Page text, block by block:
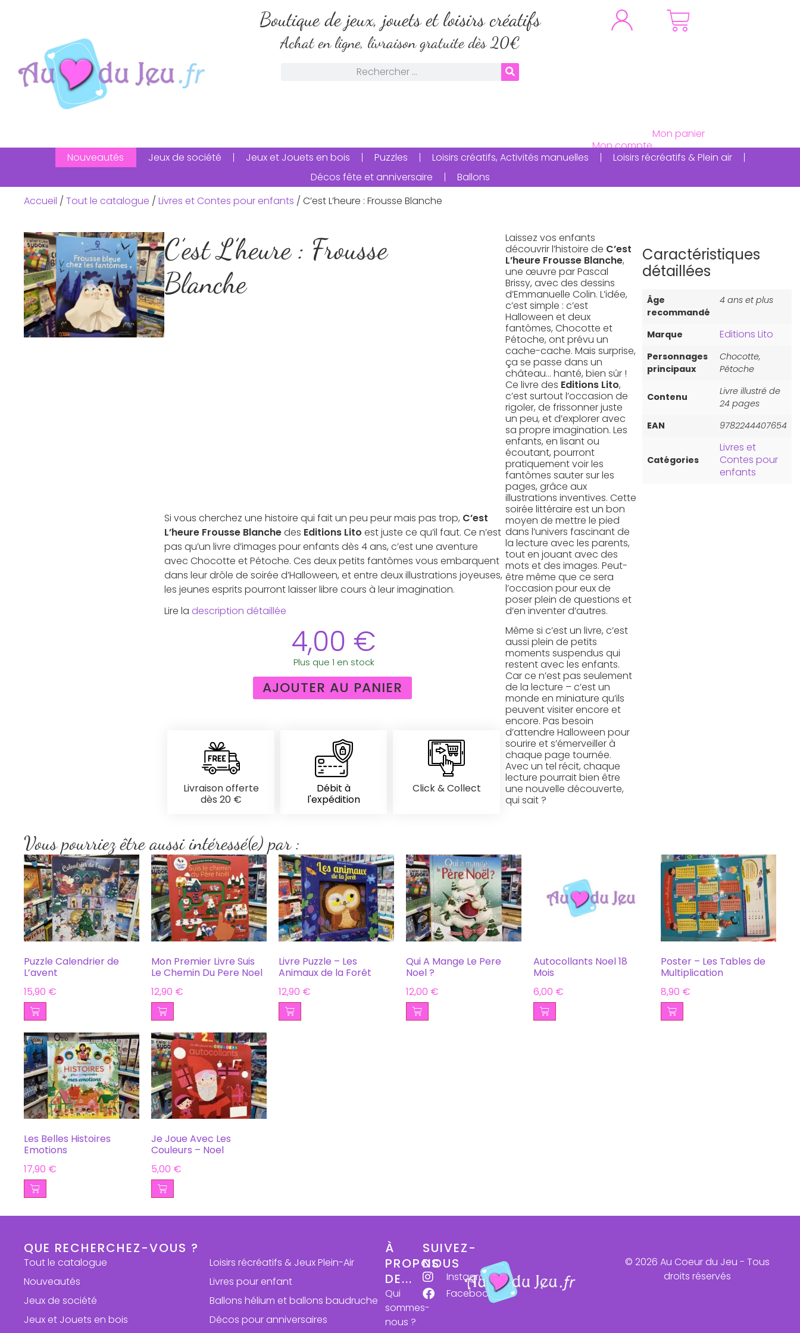
Boutique de jeux, jouets et loisirs créatifs
Achat en ligne, livraison gratuite dès 20€
Nouveautés Jeux de société Jeux et Jouets en bois Puzzles Loisirs créatifs, Activités manuelles
Loisirs récréatifs & Plein air
Décos fête et anniversaire
Ballons
Accueil /Tout le catalogue /Livres et Contes pour enfants / C’est L’heure : Frousse Blanche
C’est L’heure : Frousse
Blanche
Si vous cherchez une histoire qui fait un peu peur mais pas trop, C’est
L’heure Frousse Blanchedes Editions Lito est juste ce qu’il faut. Ce n’est
pas qu’un livre d’images pour enfants dès 4 ans, c’est une aventure
avec Chocotte et Pétoche. Ces deux petits fantômes vous embarquent
dans leur drôle de soirée d’Halloween, et entre deux illustrations joyeuses,
les jeunes esprits pourront laisser libre cours à leur imagination.
Lire ladescription détaillée
4,00 €
Plus que 1 en stock
AJOUTER AU PANIER
Livraison offerte
dès 20 €
Débit à
l'expédition
Click & Collect
Laissez vos enfants
découvrir l’histoire de C’est
L’heure Frousse Blanche,
une œuvre par Pascal
Brissy, avec des dessins
d’Emmanuelle Colin. L’idée,
c’est simple : c’est
Halloween et deux
fantômes, Chocotte et
Pétoche, ont prévu un
cache-cache. Mais surprise,
ça se passe dans un
château… hanté, bien sûr !
Ce livre des Editions Lito,
c’est surtout l’occasion de
rigoler, de frissonner juste
un peu, et d’explorer avec
sa propre imagination. Les
enfants, en lisant ou
écoutant, pourront
pratiquement voir les
fantômes sauter sur les
pages, grâce aux
illustrations inventives. Cette
soirée littéraire est un bon
moyen de mettre le pied
dans l’univers fascinant de
la lecture avec les parents,
tout en jouant avec des
mots et des images. Peut-
être même que ce sera
l’occasion pour eux de
poser plein de questions et
d’en inventer d’autres.
Même si c’est un livre, c’est
aussi plein de petits
moments suspendus qui
restent avec les enfants.
Car ce n’est pas seulement
de la lecture – c’est un
monde en miniature qu’ils
peuvent visiter encore et
encore. Pas besoin
d’attendre Halloween pour
sourire et s’émerveiller à
chaque page tournée.
Avec un tel récit, chaque
lecture pourrait bien être
une nouvelle découverte,
qui sait ?
Caractéristiques
détaillées
Âge
recommandé
4 ans et plus
Marque Editions Lito
Personnages
principaux
Chocotte,
Pétoche
Contenu
Livre illustré de
24 pages
EAN
9782244407654
Catégories
Livres et
Contes pour
enfants
Vous pourriez être aussi intéressé(e) par :
Puzzle Calendrier de
L’avent
15,90 €
Mon Premier Livre Suis
Le Chemin Du Pere Noel
12,90 €
Livre Puzzle – Les
Animaux de la Forêt
12,90 €
Qui A Mange Le Pere
Noel ?
12,00 €
Autocollants Noel 18
Mois
6,00 €
Poster – Les Tables de
Multiplication
8,90 €
Les Belles Histoires
Emotions
17,90 €
Je Joue Avec Les
Couleurs – Noel
5,00 €
QUE RECHERCHEZ-VOUS ?
Tout le catalogue
Nouveautés
Jeux de société
Jeux et Jouets en bois
Loisirs récréatifs & Jeux Plein-Air
Livres pour enfant
Ballons hélium et ballons baudruche
Décos pour anniversaires
À
PROPOS
DE...
Qui
sommes-
nous ?
SUIVEZ-
NOUS
Instagram
Facebook
© 2026 Au Coeur du Jeu - Tous
droits réservés